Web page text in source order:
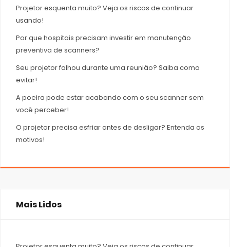
Projetor esquenta muito? Veja os riscos de continuar
usando!
Por que hospitais precisam investir em manutenção
preventiva de scanners?
Seu projetor falhou durante uma reunião? Saiba como
evitar!
A poeira pode estar acabando com o seu scanner sem
você perceber!
O projetor precisa esfriar antes de desligar? Entenda os
motivos!
Mais Lidos